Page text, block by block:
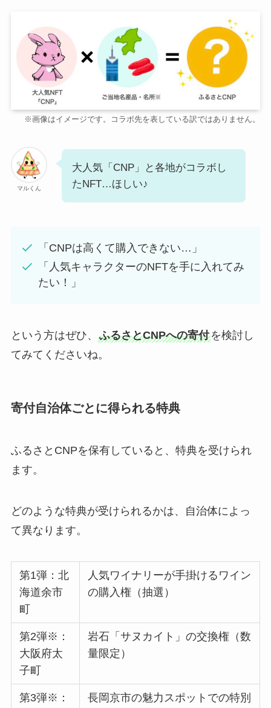
※画像はイメージです。コラボ先を表している訳ではありません。
マルくん
大人気「CNP」と各地がコラボし
たNFT…ほしい♪
「CNPは高くて購入できない…」
「人気キャラクターのNFTを手に入れてみ
たい！」
という方はぜひ、 ふるさとCNPへの寄付を検討し
てみてくださいね。
寄付自治体ごとに得られる特典
ふるさとCNPを保有していると、特典を受けられ
ます。
どのような特典が受けられるかは、自治体によっ
て異なります。
第1弾：北
海道余市
町
人気ワイナリーが手掛けるワイン
の購入権（抽選）
第2弾※：
大阪府太
子町
岩石「サヌカイト」の交換権（数
量限定）
第3弾※：
長岡京市の魅力スポットでの特別